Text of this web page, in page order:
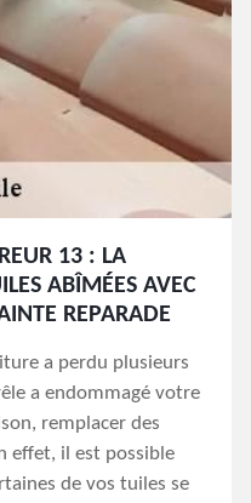
13 : LA
ABÎMÉES AVEC
REPARADE
a perdu plusieurs
a endommagé votre
remplacer des
effet, il est possible
de vos tuiles se